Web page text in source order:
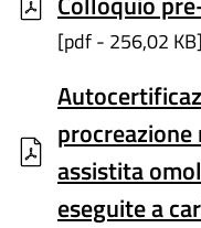
[pdf - 256,02 KB]
assistita
eseguite a